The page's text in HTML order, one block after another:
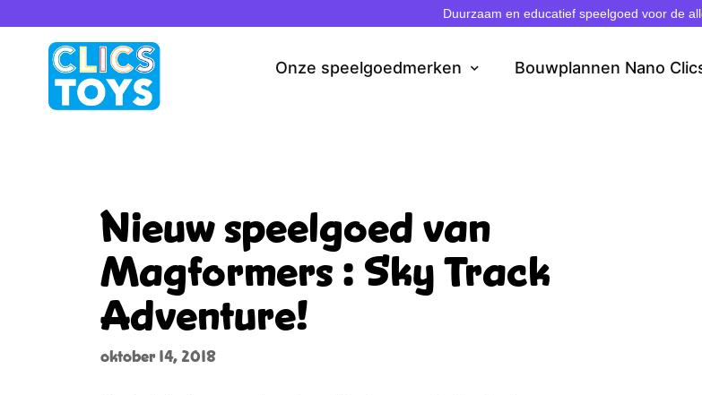
naar
Duurzaam en educatief speelgoed voor de
Onze speelgoedmerken Bouwplannen Nano
Nieuw speelgoed van
Magformers : Sky Track
Adventure!
oktober 14, 2018